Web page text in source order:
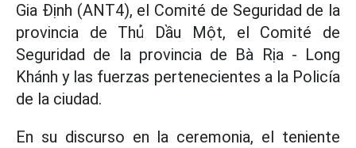
Gia Định (ANT4), el Comité de Seguridad de la
provincia de Thủ Dầu Một, el Comité de
Seguridad de la provincia de Bà Rịa - Long
Khánh y las fuerzas pertenecientes a la Policía
de la ciudad.
En su discurso en la ceremonia, el teniente